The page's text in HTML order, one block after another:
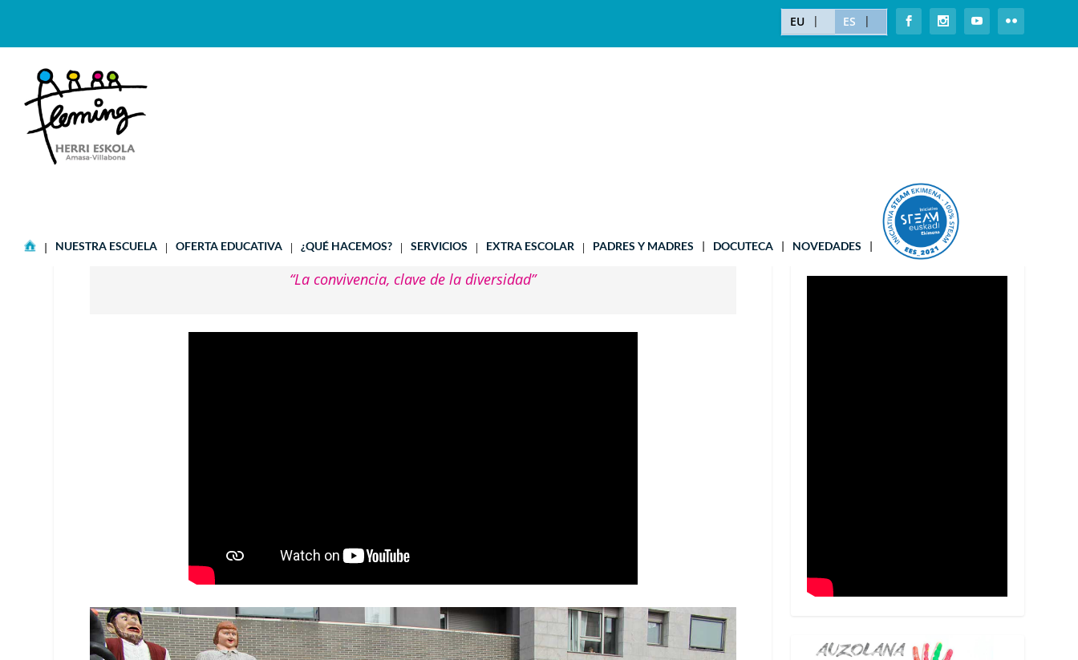
EU ES
NUESTRA ESCUELA OFERTA EDUCATIVA ¿QUÉ HACEMOS? SERVICIOS EXTRA ESCOLAR PADRES Y MADRES DOCUTECA NOVEDADES
“La convivencia, clave de la diversidad”
¡MATRICÚLATE!